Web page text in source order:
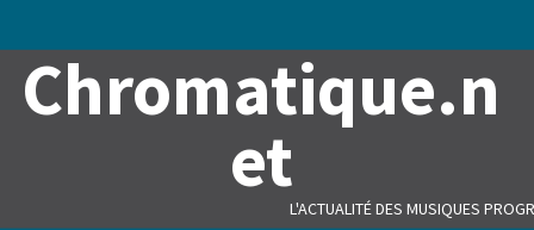
Chromatique.n
et
L'ACTUALITÉ DES MUSIQUES